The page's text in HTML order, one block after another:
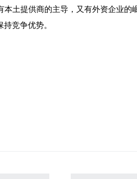
土提供商的主导，又有外资企业
竞争优势。